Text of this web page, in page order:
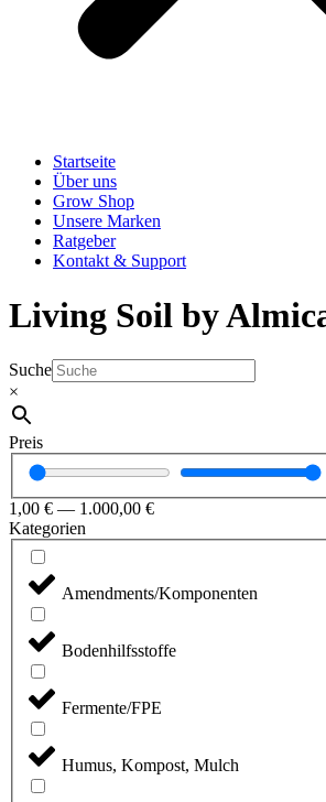
Startseite
Über uns
Grow Shop
Unsere Marken
Ratgeber
Kontakt & Support
Living Soil by
Suche
×
Preis
1,00 € — 1.000,00 €
Kategorien
Amendments/Komponenten
Bodenhilfsstoffe
Fermente/FPE
Humus, Kompost, Mulch